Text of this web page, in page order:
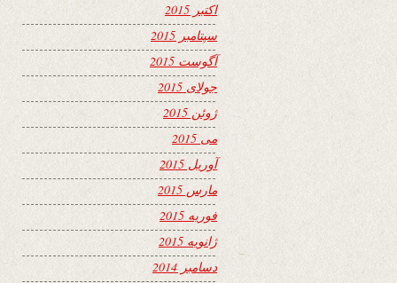
اکتبر 2015
سپتامبر 2015
آگوست 2015
جولای 2015
ژوئن 2015
می 2015
آوریل 2015
مارس 2015
فوریه 2015
ژانویه 2015
دسامبر 2014